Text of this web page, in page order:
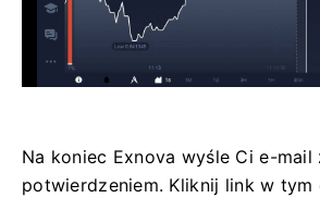
Na koniec Exnova wyśle ​​Ci e-mail
potwierdzeniem. Kliknij link w tym